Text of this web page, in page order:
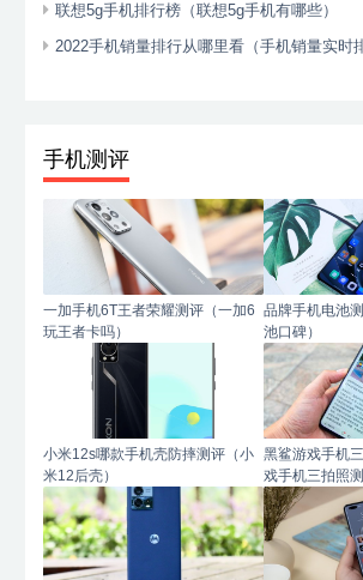
联想5g手机排行榜（联想5g手机有哪些）
2022手机销量排行从哪里看（手机销量实时
手机测评
一加手机6T王者荣耀测评（一加6
玩王者卡吗）
品牌手机电池
池口碑）
小米12s哪款手机壳防摔测评（小
米12后壳）
黑鲨游戏手机
戏手机三拍照